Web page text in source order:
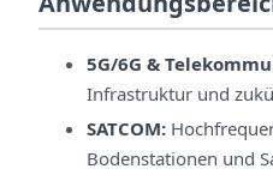
5G/6G &
Infrastruktur und
SATCOM:
Bodenstationen und